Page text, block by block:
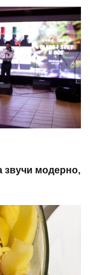
звучи модерно,